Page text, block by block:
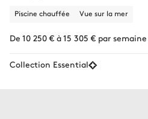
Piscine chauffée Vue sur la mer
De 10 250 € à 15 305 € par semaine
Collection Essential